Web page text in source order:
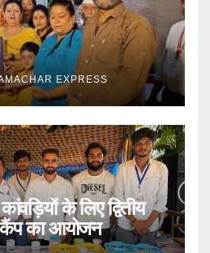
EXPRESS
के लिए द्वितीय
का आयोजन